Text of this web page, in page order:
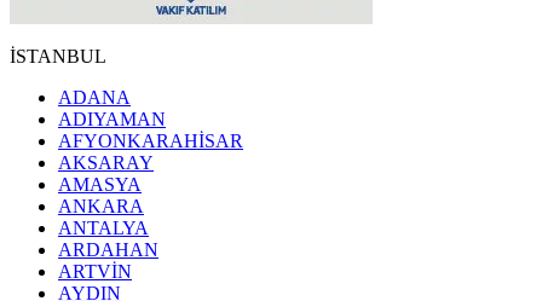
İSTANBUL
ADANA
ADIYAMAN
AFYONKARAHİSAR
AKSARAY
AMASYA
ANKARA
ANTALYA
ARDAHAN
ARTVİN
AYDIN